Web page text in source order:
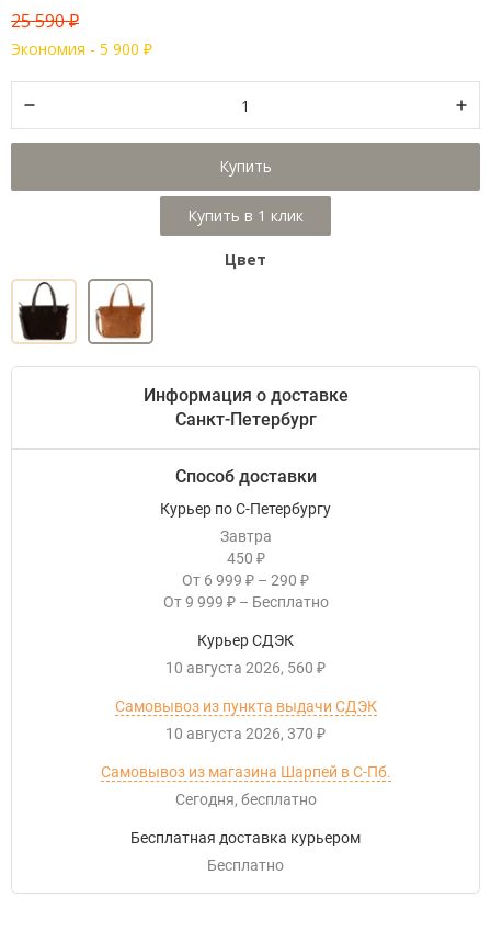
25 590₽
Экономия - 5 900 ₽
Купить
Цвет
Информация о доставке
Санкт-Петербург
Способ доставки
Курьер по С-Петербургу
Завтра
450 ₽
От 6 999 ₽ – 290 ₽
От 9 999 ₽ – Бесплатно
Курьер СДЭК
10 августа 2026 560 ₽
Самовывоз из пункта выдачи СДЭК
10 августа 2026 370 ₽
Самовывоз из магазина Шарпей в С-Пб.
Сегодня
Бесплатно
Бесплатная доставка курьером
Бесплатно